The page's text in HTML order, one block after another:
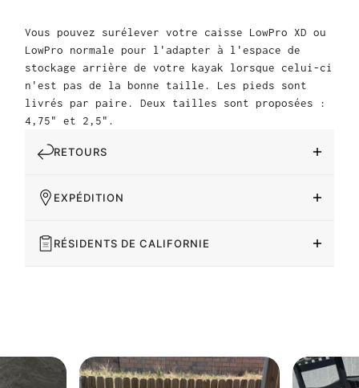
Vous pouvez surélever votre caisse LowPro XD ou
LowPro normale pour l'adapter à l'espace de
stockage arrière de votre kayak lorsque celui-ci
n'est pas de la bonne taille. Les pieds sont
livrés par paire. Deux tailles sont proposées :
4,75" et 2,5".
RETOURS
EXPÉDITION
RÉSIDENTS DE CALIFORNIE